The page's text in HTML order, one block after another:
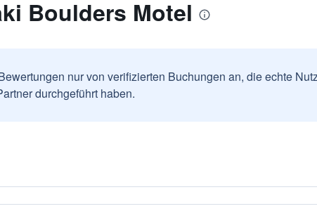
Boulders Motel
nur von verifizierten Buchungen an, die echte
durchgeführt haben.